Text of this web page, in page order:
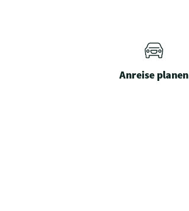
Anreise planen